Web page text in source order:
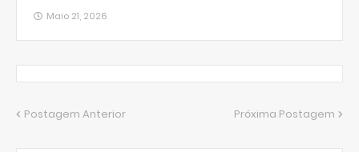
Maio 21, 2026
Postagem Anterior Próxima Postagem